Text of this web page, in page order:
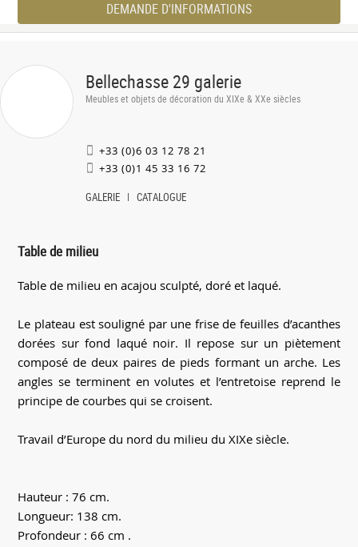
DEMANDE D'INFORMATIONS
Bellechasse 29 galerie
Meubles et objets de décoration du XIXe & XXe siècles
+33 (0)6 03 12 78 21
+33 (0)1 45 33 16 72
GALERIE CATALOGUE
Table de milieu
Table de milieu en acajou sculpté, doré et laqué.
Le plateau est souligné par une frise de feuilles d’acanthes
dorées sur fond laqué noir. Il repose sur un piètement
composé de deux paires de pieds formant un arche. Les
angles se terminent en volutes et l’entretoise reprend le
principe de courbes qui se croisent.
Travail d’Europe du nord du milieu du XIXe siècle.
Hauteur : 76 cm.
Longueur: 138 cm.
Profondeur : 66 cm .